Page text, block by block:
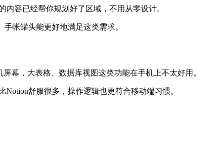
容已经帮你规划好了区域，不用从零设计。
帐罐头能更好地满足这类需求。
幕，大表格、数据库视图这类功能在手机上不太好用。
舒服很多，操作逻辑也更符合移动端习惯。